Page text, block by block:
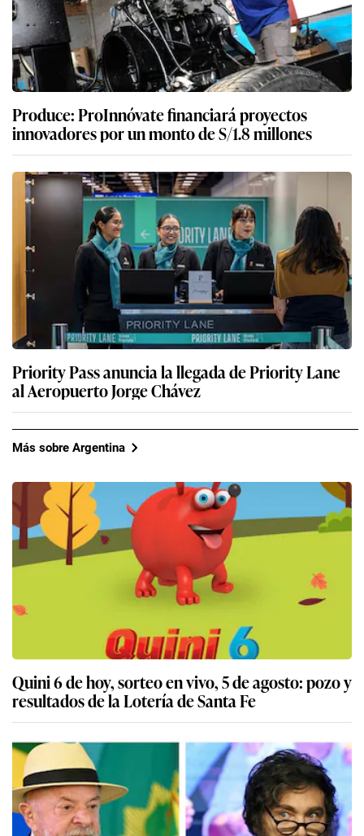
Produce: ProInnóvate financiará proyectos
innovadores por un monto de S/1.8 millones
Priority Pass anuncia la llegada de Priority Lane
al Aeropuerto Jorge Chávez
Más sobre Argentina
Quini 6 de hoy, sorteo en vivo, 5 de agosto: pozo y
resultados de la Lotería de Santa Fe